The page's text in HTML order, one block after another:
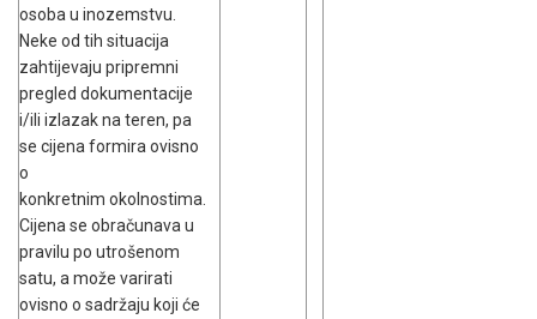
osoba u inozemstvu.
Neke od tih situacija
zahtijevaju pripremni
pregled dokumentacije
i/ili izlazak na teren, pa
se cijena formira ovisno
o
konkretnim okolnostima.
Cijena se obračunava u
pravilu po utrošenom
satu, a može varirati
ovisno o sadržaju koji će